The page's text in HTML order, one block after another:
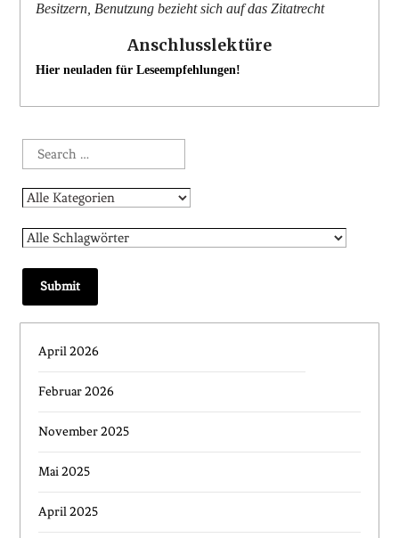
Besitzern, Benutzung bezieht sich auf das Zitatrecht
Anschlusslektüre
Hier neuladen für Leseempfehlungen!
April 2026
Februar 2026
November 2025
Mai 2025
April 2025